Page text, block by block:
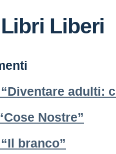
Liberi
adulti:
Nostre”
branco”